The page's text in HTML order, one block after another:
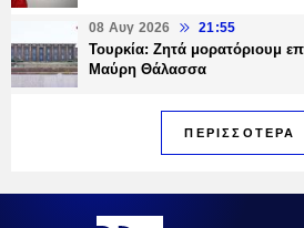
08 Αυγ 2026 21:55
Τουρκία: Ζητά μορατόριουμ
Μαύρη Θάλασσα
ΠΕΡΙΣΣΟΤΕΡΑ